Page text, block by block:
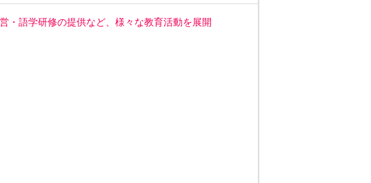
・語学研修の提供など、様々な教育活動を展開